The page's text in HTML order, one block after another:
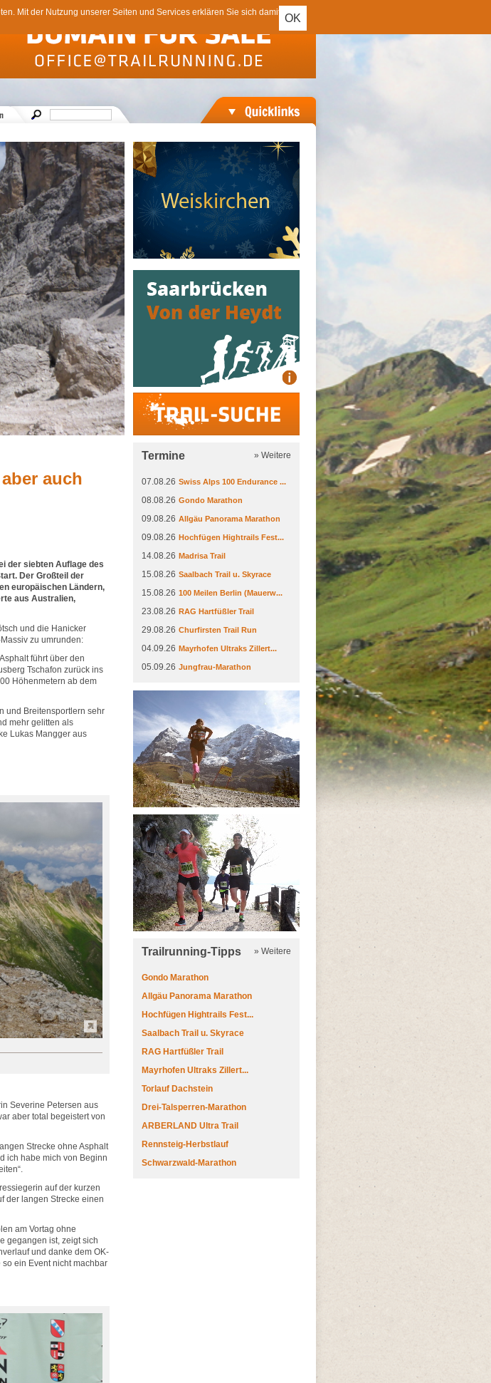
OK
Mit der Nutzung unserer Seiten und Services erklären Sie sich damit
Trail-Suche
auch
der siebten Auflage des
Der Großteil der
europäischen Ländern,
aus Australien,
und die Hanicker
zu umrunden:
führt über den
Tschafon zurück ins
Höhenmetern ab dem
und Breitensportlern sehr
mehr gelitten als
Lukas Mangger aus
Severine Petersen aus
aber total begeistert von
Strecke ohne Asphalt
ich habe mich von Beginn
auf der kurzen
der langen Strecke einen
am Vortag ohne
gegangen ist, zeigt sich
und danke dem OK-
ein Event nicht machbar
Termine » Weitere
07.08.26 Swiss Alps 100 Endurance ...
08.08.26 Gondo Marathon
09.08.26 Allgäu Panorama Marathon
09.08.26 Hochfügen Hightrails Fest...
14.08.26 Madrisa Trail
15.08.26 Saalbach Trail u. Skyrace
15.08.26 100 Meilen Berlin (Mauerw...
23.08.26 RAG Hartfüßler Trail
29.08.26 Churfirsten Trail Run
04.09.26 Mayrhofen Ultraks Zillert...
05.09.26 Jungfrau-Marathon
Trailrunning-Tipps » Weitere
Gondo Marathon
Allgäu Panorama Marathon
Hochfügen Hightrails Fest...
Saalbach Trail u. Skyrace
RAG Hartfüßler Trail
Mayrhofen Ultraks Zillert...
Torlauf Dachstein
Drei-Talsperren-Marathon
ARBERLAND Ultra Trail
Rennsteig-Herbstlauf
Schwarzwald-Marathon